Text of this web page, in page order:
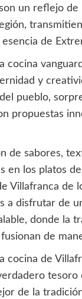
un reflejo de
de
cocina
y
pueblo,
propuestas
de sabores,
en los platos
Villafranca de
a disfrutar de
donde la
de
cocina de
tesoro
de la